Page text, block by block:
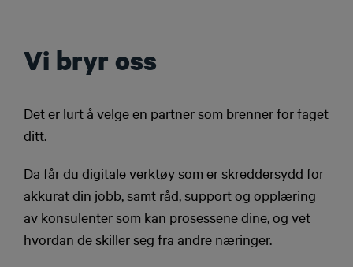
Vi bryr oss
Det er lurt å velge en partner som brenner for faget
ditt.
Da får du digitale verktøy som er skreddersydd for
akkurat din jobb, samt råd, support og opplæring
av konsulenter som kan prosessene dine, og vet
hvordan de skiller seg fra andre næringer.